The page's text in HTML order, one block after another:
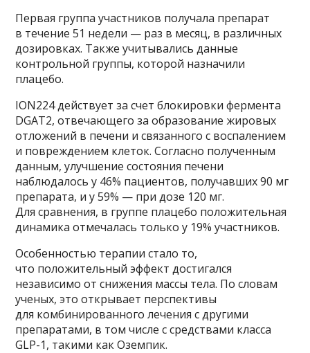
Первая группа участников получала препарат
в течение 51 недели — раз в месяц, в различных
дозировках. Также учитывались данные
контрольной группы, которой назначили
плацебо.
ION224 действует за счет блокировки фермента
DGAT2, отвечающего за образование жировых
отложений в печени и связанного с воспалением
и повреждением клеток. Согласно полученным
данным, улучшение состояния печени
наблюдалось у 46% пациентов, получавших 90 мг
препарата, и у 59% — при дозе 120 мг.
Для сравнения, в группе плацебо положительная
динамика отмечалась только у 19% участников.
Особенностью терапии стало то,
что положительный эффект достигался
независимо от снижения массы тела. По словам
ученых, это открывает перспективы
для комбинированного лечения с другими
препаратами, в том числе с средствами класса
GLP-1, такими как Оземпик.